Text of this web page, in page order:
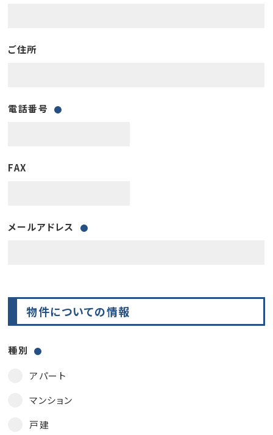
ご住所
電話番号
FAX
メールアドレス
物件についての情報
種別
アパート
マンション
戸建